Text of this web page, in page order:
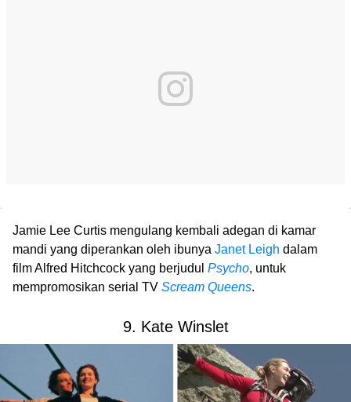
Jamie Lee Curtis mengulang kembali adegan di kamar
mandi yang diperankan oleh ibunya Janet Leigh dalam
film Alfred Hitchcock yang berjudul Psycho, untuk
mempromosikan serial TV Scream Queens.
9. Kate Winslet